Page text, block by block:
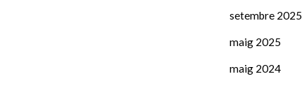
setembre 2025
maig 2025
maig 2024